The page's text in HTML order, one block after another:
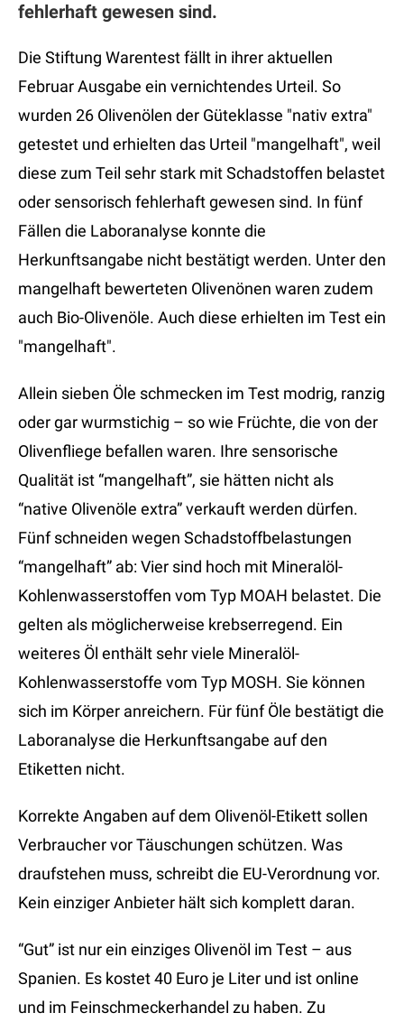
fehlerhaft gewesen sind.
Die Stiftung Warentest fällt in ihrer aktuellen
Februar Ausgabe ein vernichtendes Urteil. So
wurden 26 Olivenölen der Güteklasse "nativ extra"
getestet und erhielten das Urteil "mangelhaft", weil
diese zum Teil sehr stark mit Schadstoffen belastet
oder sensorisch fehlerhaft gewesen sind. In fünf
Fällen die Laboranalyse konnte die
Herkunftsangabe nicht bestätigt werden. Unter den
mangelhaft bewerteten Olivenönen waren zudem
auch Bio-Olivenöle. Auch diese erhielten im Test ein
"mangelhaft".
Allein sieben Öle schmecken im Test modrig, ranzig
oder gar wurmstichig – so wie Früchte, die von der
Olivenfliege befallen waren. Ihre sensorische
Qualität ist “mangelhaft”, sie hätten nicht als
“native Olivenöle extra” verkauft werden dürfen.
Fünf schneiden wegen Schadstoffbelastungen
“mangelhaft” ab: Vier sind hoch mit Mineralöl-
Kohlenwasserstoffen vom Typ MOAH belastet. Die
gelten als möglicherweise krebserregend. Ein
weiteres Öl enthält sehr viele Mineralöl-
Kohlenwasserstoffe vom Typ MOSH. Sie können
sich im Körper anreichern. Für fünf Öle bestätigt die
Laboranalyse die Herkunftsangabe auf den
Etiketten nicht.
Korrekte Angaben auf dem Olivenöl-Etikett sollen
Verbraucher vor Täuschungen schützen. Was
draufstehen muss, schreibt die EU-Verordnung vor.
Kein einziger Anbieter hält sich komplett daran.
“Gut” ist nur ein einziges Olivenöl im Test – aus
Spanien. Es kostet 40 Euro je Liter und ist online
und im Feinschmeckerhandel zu haben. Zu